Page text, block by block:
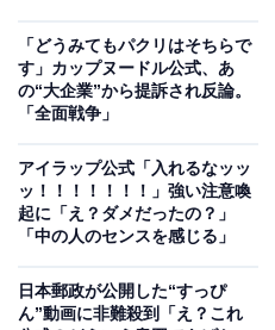
「どうみてもパクリはそちらで
す」カップヌードル公式、あ
の“大企業”から提訴され反論。
「全面戦争」
アイラップ公式「入れるなッッ
ッ！！！！！！！」強い注意喚
起に「え？ダメだったの？」
「中の人のセンスを感じる」
日本郵政が公開した“すっぴ
ん”動画に非難殺到「え？これ